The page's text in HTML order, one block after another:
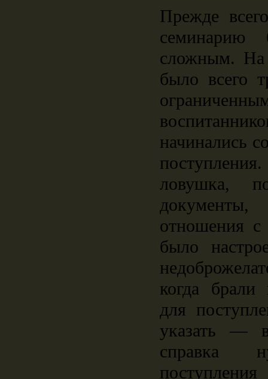
Прежде
семинарию
сложным. На
было всего
начинались
ловушка,
отношения с
было
когда брали
для
указать ―
справка